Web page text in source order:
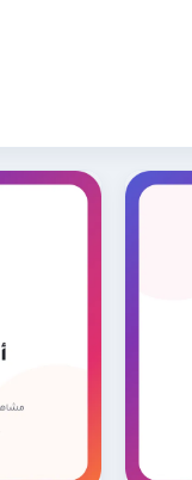
لإرسال رابط كل مرة.